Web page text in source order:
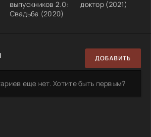
выпускников 2.0:
Свадьба (2020)
доктор (2021)
ДОБАВИТЬ
еще нет. Хотите быть первым?